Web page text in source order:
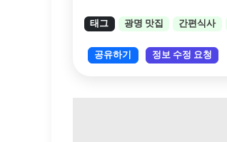
태그 광명 맛집 간편식사
공유하기 정보 수정 요청